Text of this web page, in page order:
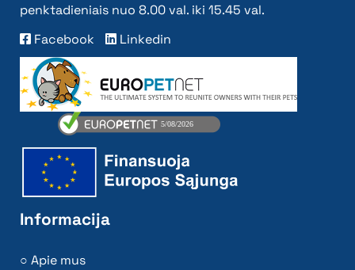
penktadieniais nuo 8.00 val. iki 15.45 val.
Facebook
Linkedin
Informacija
Apie mus